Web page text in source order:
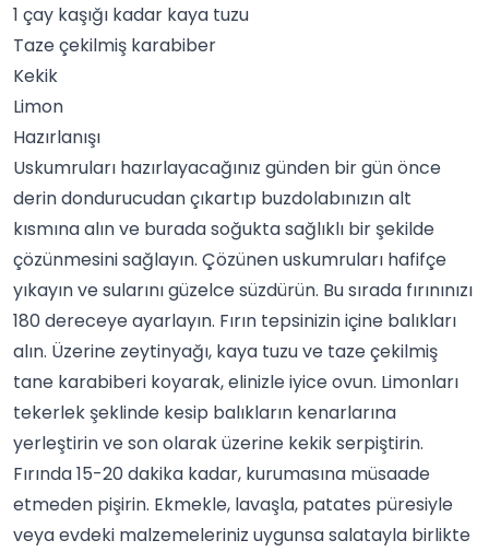
1 çay kaşığı kadar kaya tuzu
Taze çekilmiş karabiber
Kekik
Limon
Hazırlanışı
Uskumruları hazırlayacağınız günden bir gün önce
derin dondurucudan çıkartıp buzdolabınızın alt
kısmına alın ve burada soğukta sağlıklı bir şekilde
çözünmesini sağlayın. Çözünen uskumruları hafifçe
yıkayın ve sularını güzelce süzdürün. Bu sırada fırınınızı
180 dereceye ayarlayın. Fırın tepsinizin içine balıkları
alın. Üzerine zeytinyağı, kaya tuzuve taze çekilmiş
tane karabiberi koyarak, elinizle iyice ovun. Limonları
tekerlek şeklinde kesip balıkların kenarlarına
yerleştirin ve son olarak üzerine kekik serpiştirin.
Fırında 15-20 dakika kadar, kurumasına müsaade
etmeden pişirin. Ekmekle, lavaşla, patates püresiyle
veya evdeki malzemeleriniz uygunsasalatayla birlikte